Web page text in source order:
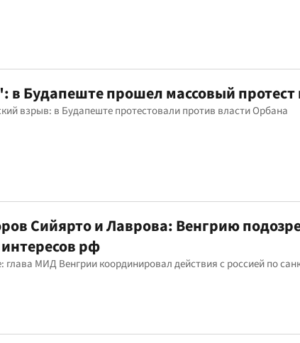
в Будапеште прошел массовый
взрыв: в Будапеште протестовали против власти Орбана
Сийярто и Лаврова: Венгрию
рф
глава МИД Венгрии координировал действия с россией по